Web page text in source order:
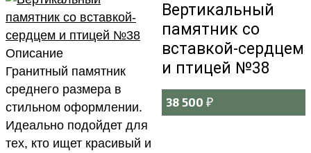
Вертикальный
памятник со
вставкой-сердцем
и птицей №38
38 500 ₽
Описание
Гранитный памятник
среднего размера в
стильном оформлении.
Идеально подойдет для
тех, кто ищет красивый и